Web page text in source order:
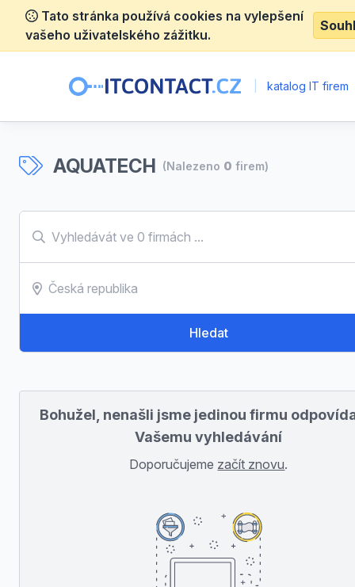
Tato stránka používá cookies na vylepšení
vašeho uživatelského zážitku.
katalog IT firem
AQUATECH (Nalezeno 0 firem)
Hledat
Bohužel, nenašli jsme jedinou firmu
Vašemu vyhledávání
Doporučujeme začít znovu.